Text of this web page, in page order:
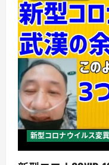
新型コロナウイルス変